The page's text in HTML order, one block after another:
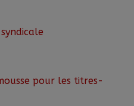
pour les titres-